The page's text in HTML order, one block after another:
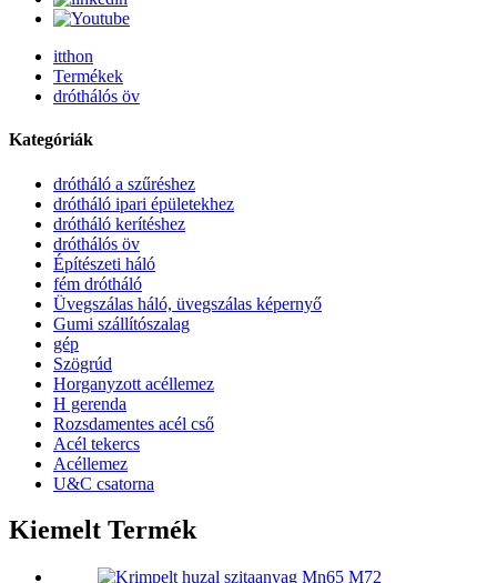
itthon
Termékek
dróthálós öv
Kategóriák
drótháló a szűréshez
drótháló ipari épületekhez
drótháló kerítéshez
dróthálós öv
Építészeti háló
fém drótháló
Üvegszálas háló, üvegszálas képernyő
Gumi szállítószalag
gép
Szögrúd
Horganyzott acéllemez
H gerenda
Rozsdamentes acél cső
Acél tekercs
Acéllemez
U&C csatorna
Kiemelt Termék